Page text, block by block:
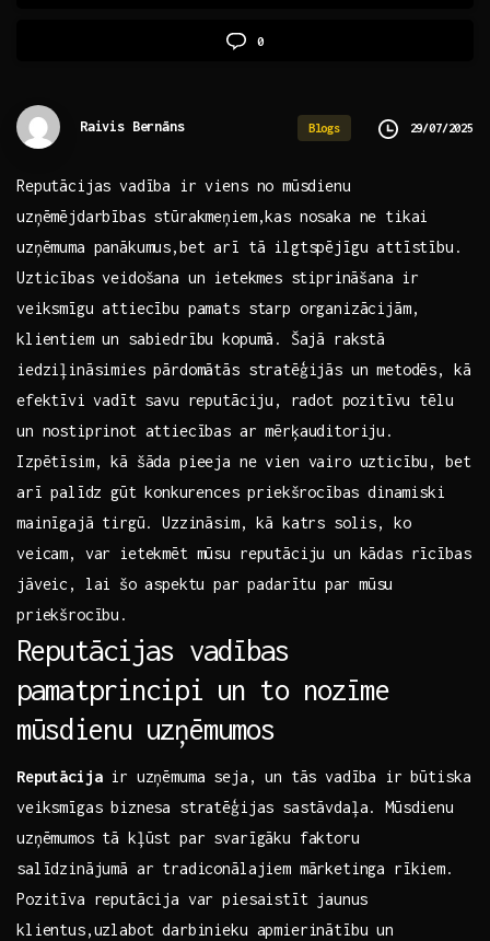
0
Raivis Bernāns Blogs 29/07/2025
Reputācijas vadība ir viens no ⁢mūsdienu
uzņēmējdarbības stūrakmeņiem,kas nosaka ne tikai
uzņēmuma panākumus,bet arī tā ilgtspējīgu attīstību.
Uzticības veidošana un⁤ ietekmes⁤ stiprināšana ir
veiksmīgu attiecību​ pamats starp ‍organizācijām,
klientiem un sabiedrību kopumā. ⁣Šajā rakstā
iedziļināsimies pārdomātās stratēģijās un metodēs, kā
efektīvi ⁣vadīt savu ​reputāciju, ⁣radot pozitīvu tēlu
‍un nostiprinot ‍attiecības ar ‍mērķauditoriju. ​
Izpētīsim, kā​ šāda pieeja ne vien vairo uzticību, bet
⁢arī palīdz gūt⁤ konkurences priekšrocības dinamiski
mainīgajā⁤ tirgū. Uzzināsim, kā katrs‍ solis, ko
veicam, var ietekmēt mūsu reputāciju un kādas rīcības
jāveic, lai šo ⁤aspektu par ⁢padarītu⁤ par⁤ mūsu
‌priekšrocību.
Reputācijas vadības
pamatprincipi⁣ un to nozīme
mūsdienu uzņēmumos
Reputācijair uzņēmuma seja, ⁢un tās vadība ir būtiska
veiksmīgas biznesa stratēģijas sastāvdaļa. Mūsdienu
uzņēmumos tā kļūst par svarīgāku faktoru
salīdzinājumā ar tradiconālajiem ‌mārketinga rīkiem.
Pozitīva reputācija var piesaistīt ⁢jaunus
klientus,uzlabot darbinieku apmierinātību un